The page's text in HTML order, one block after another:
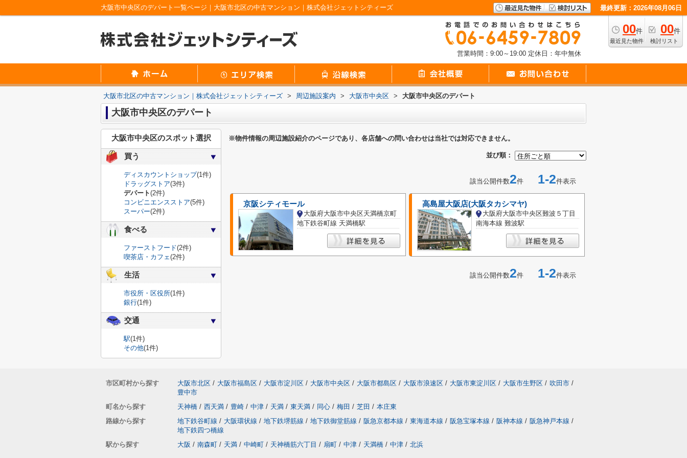
大阪市中央区のデパート一覧ページ｜大阪市北区の中古マンション｜株式会社ジェットシティーズ 最終更新：2026年08月06日
00件
最近見た物件
00件
検討リスト
営業時間：9:00～19:00 定休日：年中無休
大阪市北区の中古マンション｜株式会社ジェットシティーズ > 周辺施設案内 > 大阪市中央区 > 大阪市中央区のデパート
大阪市中央区のデパート
※物件情報の周辺施設紹介のページであり、各店舗への問い合わせは当社では対応できません。
並び順：
該当公開件数2件 1-2件表示
京阪シティモール
大阪府大阪市中央区天満橋京町
地下鉄谷町線 天満橋駅
高島屋大阪店(大阪タカシマヤ)
大阪府大阪市中央区難波５丁目
南海本線 難波駅
該当公開件数2件 1-2件表示
大阪市中央区のスポット選択
買う
ディスカウントショップ(1件)
ドラッグストア(3件)
デパート(2件)
コンビニエンスストア(5件)
スーパー(2件)
食べる
ファーストフード(2件)
喫茶店・カフェ(2件)
生活
市役所・区役所(1件)
銀行(1件)
交通
駅(1件)
その他(1件)
市区町村から探す 大阪市北区 / 大阪市福島区 / 大阪市淀川区 / 大阪市中央区 / 大阪市都島区 / 大阪市浪速区 / 大阪市東淀川区 / 大阪市生野区 / 吹田市 /
豊中市
町名から探す
天神橋 / 西天満 / 豊崎 / 中津 / 天満 / 東天満 / 同心 / 梅田 / 芝田 / 本庄東
路線から探す
地下鉄谷町線 / 大阪環状線 / 地下鉄堺筋線 / 地下鉄御堂筋線 / 阪急京都本線 / 東海道本線 / 阪急宝塚本線 / 阪神本線 / 阪急神戸本線 /
地下鉄四つ橋線
駅から探す
大阪 / 南森町 / 天満 / 中崎町 / 天神橋筋六丁目 / 扇町 / 中津 / 天満橋 / 中津 / 北浜